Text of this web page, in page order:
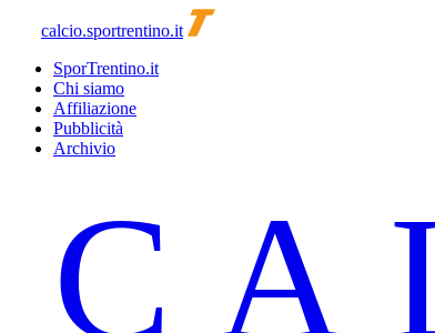
calcio.sportrentino.it
SporTrentino.it
Chi siamo
Affiliazione
Pubblicità
Archivio